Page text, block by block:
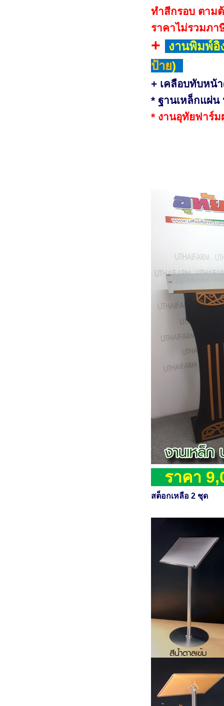
ทำสีกรอบ ตาม
ราคาไม่รวมภา
+
งานพิมพ์อิ
ป้าย)
+ เคลือบทับหน้
* ฐานเหล็กแผ่
* งานอุทัยฟาร์
ราคา
สต็อกเหลือ 2 ชุด